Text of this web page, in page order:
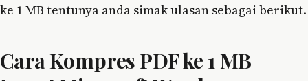
ke 1 MB tentunya anda simak ulasan sebagai berikut.
Cara Kompres PDF ke 1 MB